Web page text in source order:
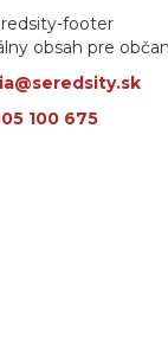
obsah pre
100 675